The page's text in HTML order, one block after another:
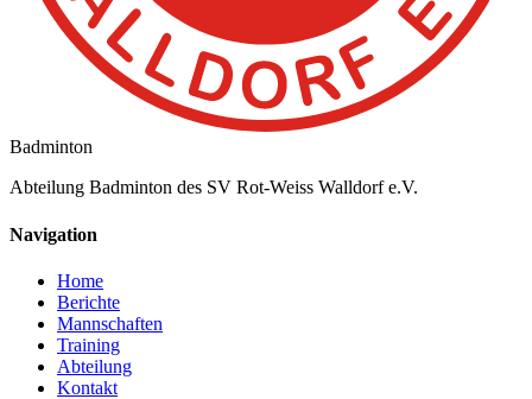
Badminton
Abteilung Badminton des SV Rot-Weiss Walldorf e.V.
Navigation
Home
Berichte
Mannschaften
Training
Abteilung
Kontakt